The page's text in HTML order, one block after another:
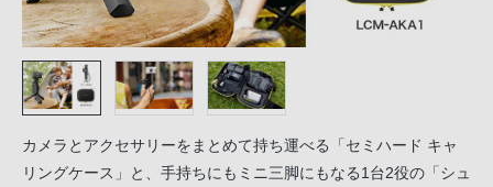
カメラとアクセサリーをまとめて持ち運べる「セミハード キャ
リングケース」と、手持ちにもミニ三脚にもなる1台2役の「シュ